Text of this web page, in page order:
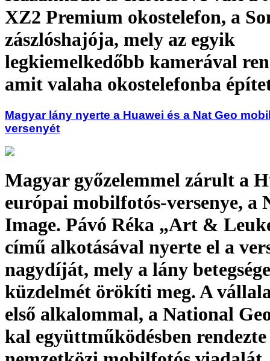
XZ2 Premium okostelefon, a
zászlóshajója, mely az egyik
legkiemelkedőbb kamerával
amit valaha okostelefonba
Magyar lány nyerte a Huawei és a Nat Geo
versenyét
Magyar győzelemmel zárult a
európai mobilfotós-versenye, a
Image. Pávó Réka „Art &
című alkotásával nyerte el a
nagydíját, mely a lány
küzdelmét örökíti meg. A
első alkalommal, a National
kal együttműködésben rendezte